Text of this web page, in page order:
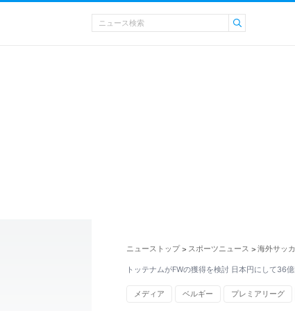
ニューストップ > スポーツニュース > 海外サッ
トッテナムがFWの獲得を検討 日本円にして36
メディア ベルギー プレミアリーグ